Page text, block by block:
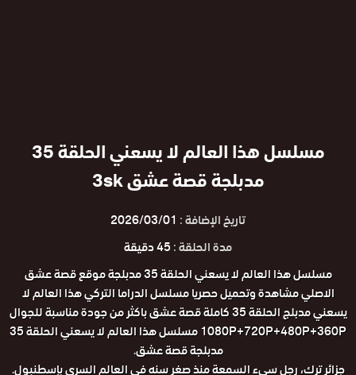
مسلسل هذا العالم لا يسعني الحلقة 35
مدبلجة قصة عشق 3sk
تاريخ الإضافة : 2026/03/01
مدة الحلقة :45 دقيقة
مسلسل هذا العالم لا يسعني الحلقة 35 مدبلجة موقع قصة عشق
الاصلي مشاهدة وتحميل حصريا مسلسل الدراما التركي هذا العالم لا
يسعني مدبلج الحلقة 35 كاملة قصة عشق باكثر من جودة مناسبة للجوال
1080P+720P+480P+360P مسلسل هذا العالم لا يسعني الحلقة 35
مدبلجة قصة عشق.
جزائر ترك، رجل سيء السمعة منذ صغر سنه في العالم السري بإسطنبول.